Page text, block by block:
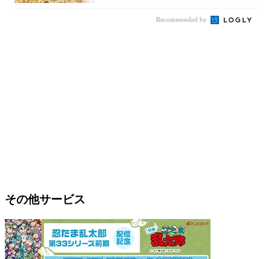
Recommended by
その他サービス